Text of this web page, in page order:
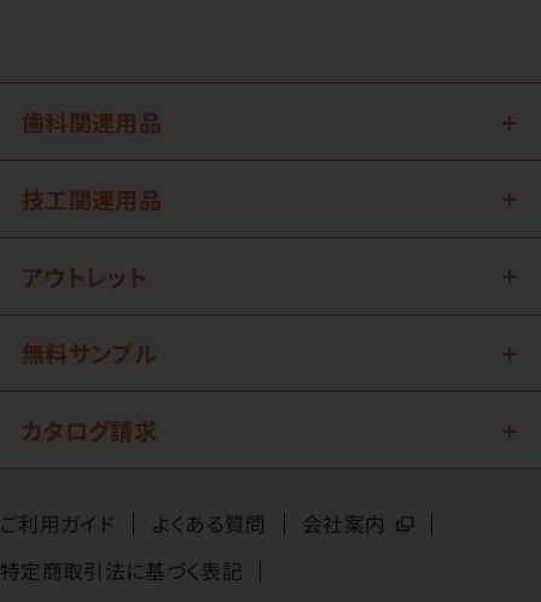
歯科関連用品
技工関連用品
アウトレット
無料サンプル
カタログ請求
ご利用ガイド よくある質問
会社案内
特定商取引法に基づく表記